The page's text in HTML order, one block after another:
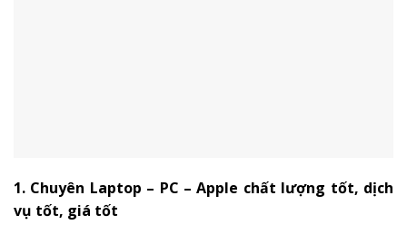
1. Chuyên Laptop – PC – Apple chất lượng tốt, dịch
vụ tốt, giá tốt